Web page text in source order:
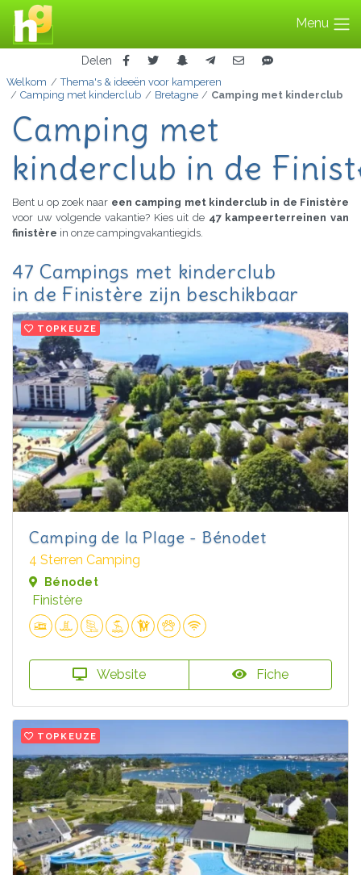
Menu
Delen
Welkom
Thema's & ideeën voor kamperen
Camping met kinderclub
Bretagne Camping met kinderclub
Camping met
kinderclub in de
Bent u op zoek naar een camping met kinderclub in de Finistère
voor uw volgende vakantie? Kies uit de 47 kampeerterreinen van
finistère in onze campingvakantiegids.
47 Campings met kinderclub
in de Finistère zijn beschikbaar
TOPKEUZE
Camping de la Plage - Bénodet
4 Sterren Camping
Bénodet
Finistère
Website Fiche
TOPKEUZE